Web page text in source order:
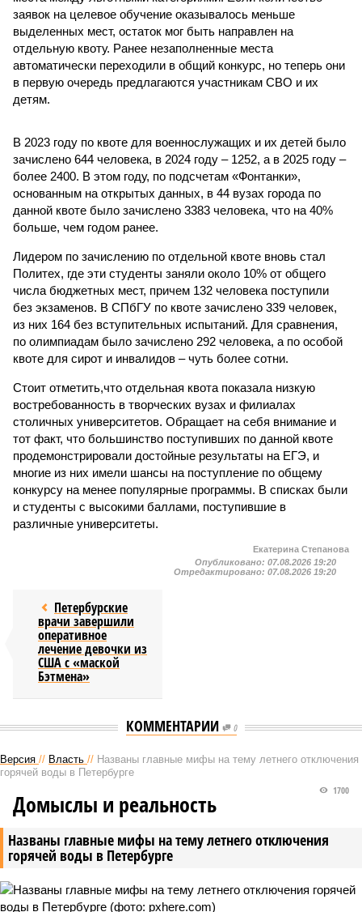
заявок на целевое обучение оказывалось меньше
выделенных мест, остаток мог быть направлен на
отдельную квоту. Ранее незаполненные места
автоматически переходили в общий конкурс, но теперь они
в первую очередь предлагаются участникам СВО и их
детям.
В 2023 году по квоте для военнослужащих и их детей было
зачислено 644 человека, в 2024 году – 1252, а в 2025 году –
более 2400. В этом году, по подсчетам «Фонтанки»,
основанным на открытых данных, в 44 вузах города по
данной квоте было зачислено 3383 человека, что на 40%
больше, чем годом ранее.
Лидером по зачислению по отдельной квоте вновь стал
Политех, где эти студенты заняли около 10% от общего
числа бюджетных мест, причем 132 человека поступили
без экзаменов. В СПбГУ по квоте зачислено 339 человек,
из них 164 без вступительных испытаний. Для сравнения,
по олимпиадам было зачислено 292 человека, а по особой
квоте для сирот и инвалидов – чуть более сотни.
Стоит отметить,что отдельная квота показала низкую
востребованность в творческих вузах и филиалах
столичных университетов. Обращает на себя внимание и
тот факт, что большинство поступивших по данной квоте
продемонстрировали достойные результаты на ЕГЭ, и
многие из них имели шансы на поступление по общему
конкурсу на менее популярные программы. В списках были
и студенты с высокими баллами, поступившие в
различные университеты.
Екатерина Степанова
Опубликовано: 07.08.2026 19:20
Отредактировано: 07.08.2026 19:20
Петербурские
врачи завершили
оперативное
лечение девочки из
США с «маской
Бэтмена»
КОММЕНТАРИИ 0
Версия // Власть // Названы главные мифы на тему летнего отключения
горячей воды в Петербурге
Названы главные мифы на тему летнего отключения
горячей воды в Петербурге
1700
Домыслы и реальность